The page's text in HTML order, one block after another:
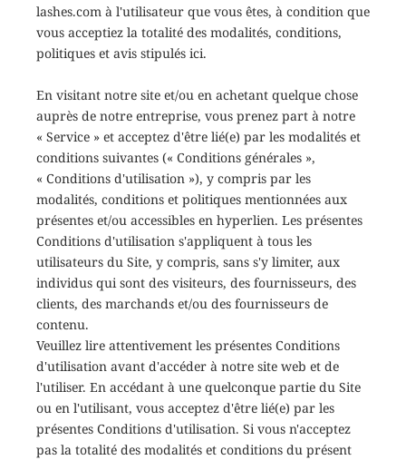
lashes.com à l'utilisateur que vous êtes, à condition que
vous acceptiez la totalité des modalités, conditions,
politiques et avis stipulés ici.
En visitant notre site et/ou en achetant quelque chose
auprès de notre entreprise, vous prenez part à notre
« Service » et acceptez d'être lié(e) par les modalités et
conditions suivantes (« Conditions générales »,
« Conditions d'utilisation »), y compris par les
modalités, conditions et politiques mentionnées aux
présentes et/ou accessibles en hyperlien. Les présentes
Conditions d'utilisation s'appliquent à tous les
utilisateurs du Site, y compris, sans s'y limiter, aux
individus qui sont des visiteurs, des fournisseurs, des
clients, des marchands et/ou des fournisseurs de
contenu.
Veuillez lire attentivement les présentes Conditions
d'utilisation avant d'accéder à notre site web et de
l'utiliser. En accédant à une quelconque partie du Site
ou en l'utilisant, vous acceptez d'être lié(e) par les
présentes Conditions d'utilisation. Si vous n'acceptez
pas la totalité des modalités et conditions du présent